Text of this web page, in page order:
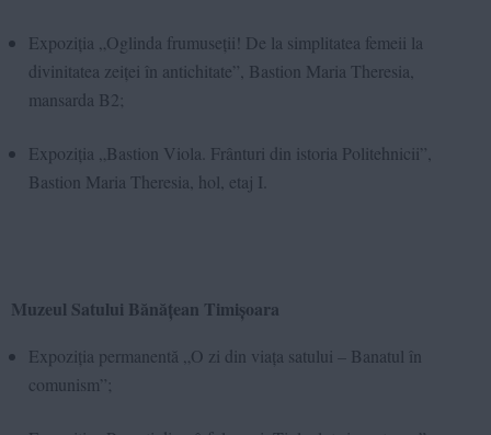
Expoziția „Oglinda frumuseții! De la simplitatea femeii la
divinitatea zeiței în antichitate”, Bastion Maria Theresia,
mansarda B2;
Expoziția „Bastion Viola. Frânturi din istoria Politehnicii”,
Bastion Maria Theresia, hol, etaj I.
Muzeul Satului Bănățean Timișoara
Expoziția permanentă „O zi din viața satului – Banatul în
comunism”;